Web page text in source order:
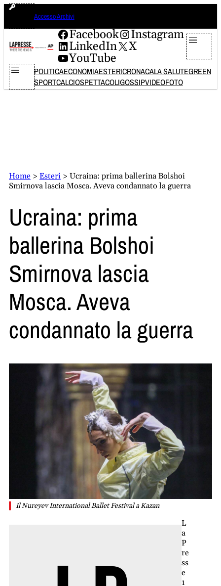
Vai
contenuto
Accesso Archivi
Facebook
Instagram
LinkedIn
X
YouTube
POLITICAECONOMIAESTERICRONACALA SALUTEGREEN
SPORTCALCIOSPETTACOLIGOSSIPVIDEOFOTO
Home > Esteri > Ucraina: prima ballerina Bolshoi
Smirnova lascia Mosca. Aveva condannato la guerra
Ucraina: prima
ballerina Bolshoi
Smirnova lascia
Mosca. Aveva
condannato la guerra
Il Nureyev International Ballet Festival a Kazan
L
a
P
re
ss
e
1